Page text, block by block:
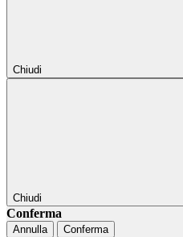
Chiudi
Chiudi
Conferma
Annulla Conferma